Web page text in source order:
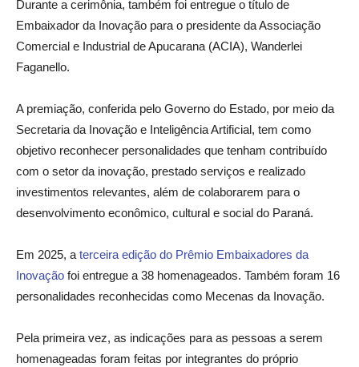
Durante a cerimônia, também foi entregue o título de
Embaixador da Inovação para o presidente da Associação
Comercial e Industrial de Apucarana (ACIA), Wanderlei
Faganello.
A premiação, conferida pelo Governo do Estado, por meio da
Secretaria da Inovação e Inteligência Artificial, tem como
objetivo reconhecer personalidades que tenham contribuído
com o setor da inovação, prestado serviços e realizado
investimentos relevantes, além de colaborarem para o
desenvolvimento econômico, cultural e social do Paraná.
Em 2025, a terceira edição do Prêmio Embaixadores da
Inovação foi entregue a 38 homenageados. Também foram 16
personalidades reconhecidas como Mecenas da Inovação.
Pela primeira vez, as indicações para as pessoas a serem
homenageadas foram feitas por integrantes do próprio